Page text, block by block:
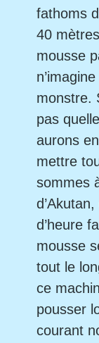
fathoms
40
mousse
monstre.
pas
aurons
mettre
sommes
d’heure
mousse
tout le
ce
pousser
courant